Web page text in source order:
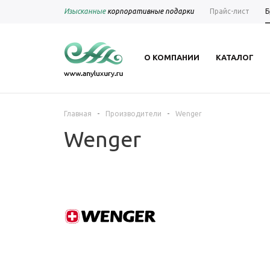
Изысканныекорпоративные подарки Прайс-лист
О КОМПАНИИ КАТАЛОГ
Главная - Производители - Wenger
Wenger